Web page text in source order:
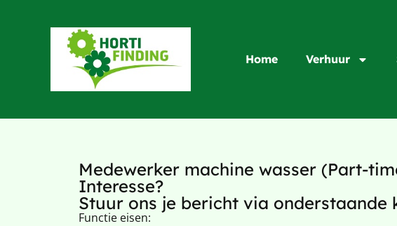
Home Verhuur
Medewerker machine wasser (Part-
Interesse?
Stuur ons je bericht via onderstaande
Functie eisen: